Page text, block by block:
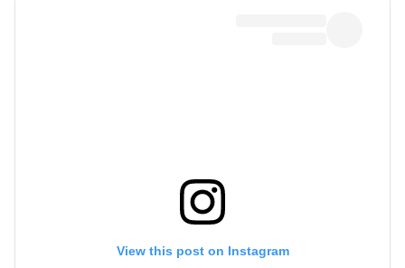
View this post on Instagram